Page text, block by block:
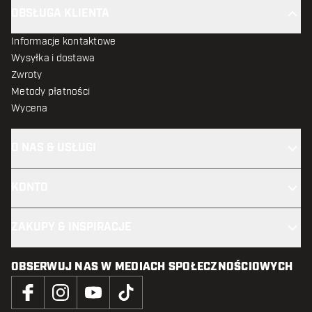
Informacje kontaktowe
Wysyłka i dostawa
Zwroty
Metody płatności
Wycena
OBSERWUJ NAS W MEDIACH SPOŁECZNOŚCIOWYCH